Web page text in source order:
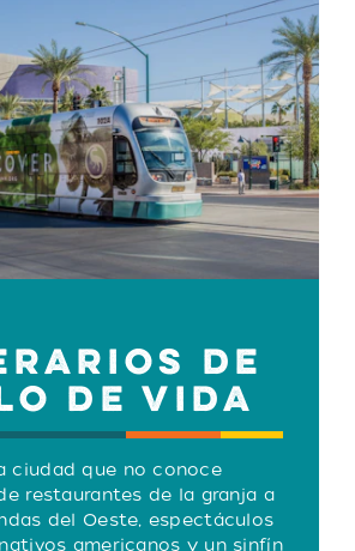
DE
DE VIDA
ciudad que no conoce
restaurantes de la granja a
del Oeste, espectáculos
americanos y un sinfín